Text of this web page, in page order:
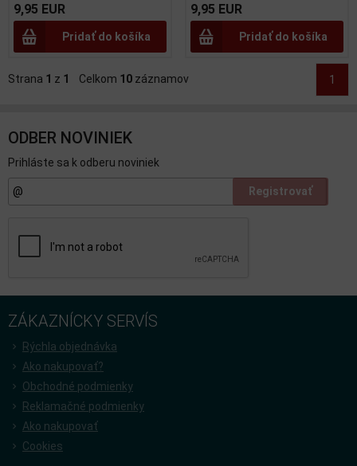
9,95 EUR
Pridať do košíka
9,95 EUR
Pridať do košíka
Strana 1 z 1 Celkom 10 záznamov 1
ODBER NOVINIEK
Prihláste sa k odberu noviniek
Registrovať
ZÁKAZNÍCKY SERVÍS
Rýchla objednávka
Ako nakupovať?
Obchodné podmienky
Reklamačné podmienky
Ako nakupovať
Cookies